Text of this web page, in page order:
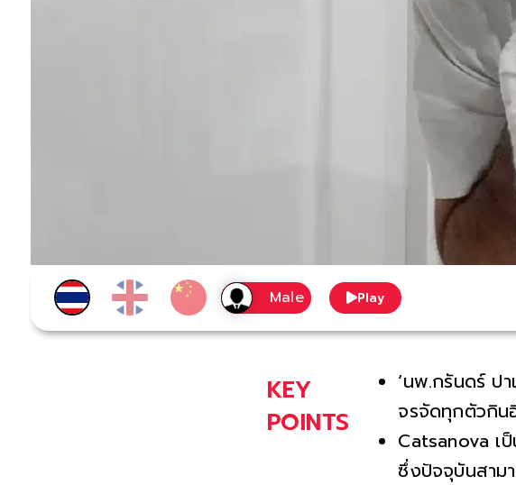
Play
KEY
POINTS
‘นพ.กรันดร์ ป
จรจัดทุกตัวกิน
Catsanova เ
ซึ่งปัจจุบันสาม